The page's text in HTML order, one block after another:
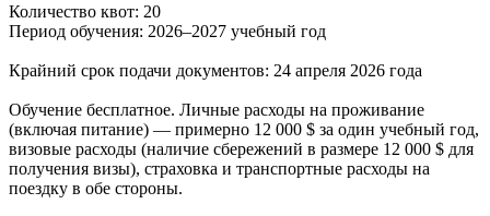
Количество квот: 20
Период обучения: 2026–2027 учебный год
Крайний срок подачи документов: 24 апреля 2026 года
Обучение бесплатное. Личные расходы на проживание
(включая питание) — примерно 12 000 $ за один учебный год,
визовые расходы (наличие сбережений в размере 12 000 $ для
получения визы), страховка и транспортные расходы на
поездку в обе стороны.